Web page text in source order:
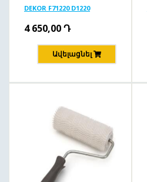
DEKOR F71220 D1220
4 650,00Դ
Ավելացնել